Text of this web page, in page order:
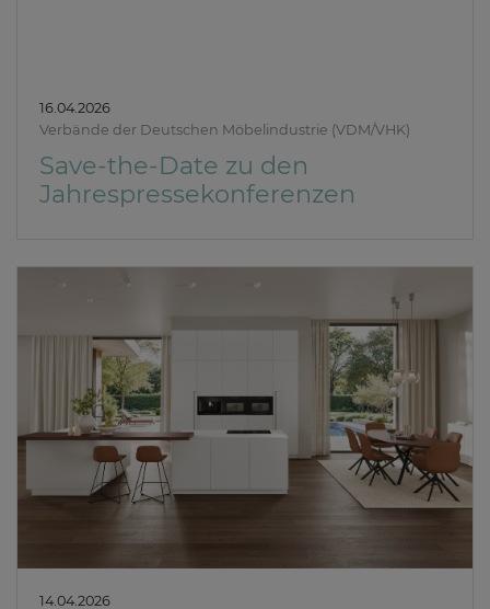
16.04.2026
Verbände der Deutschen Möbelindustrie (VDM/VHK)
Save-the-Date zu den
Jahrespressekonferenzen
14.04.2026